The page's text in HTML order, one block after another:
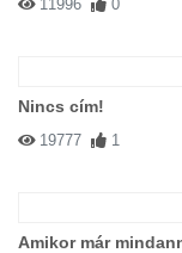
11996 0
Nincs cím!
19777 1
Amikor már